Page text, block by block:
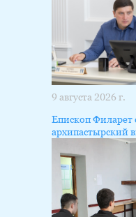
9 августа 2026 г.
Епископ
архипастырский